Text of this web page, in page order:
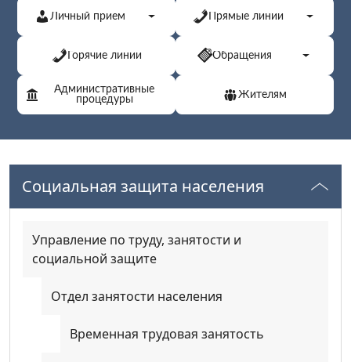
Личный прием Прямые линии
Горячие линии Обращения
Административные
процедуры
Жителям
Социальная защита населения
Управление по труду, занятости и
социальной защите
Отдел занятости населения
Временная трудовая занятость